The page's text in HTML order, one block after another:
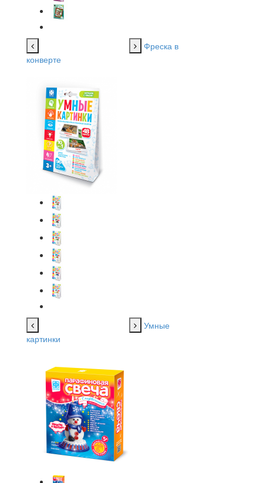
Фреска в
конверте
Умные
картинки